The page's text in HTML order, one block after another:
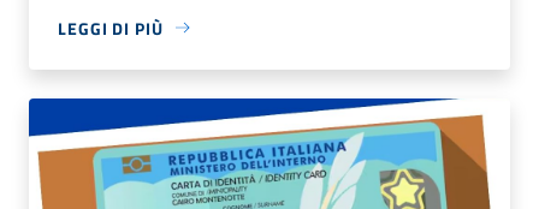
LEGGI DI PIÙ